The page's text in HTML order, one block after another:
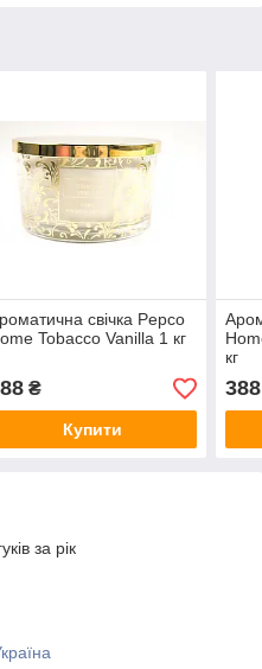
свічка Pepco
Tobacco Vanilla 1 кг
₴
Купити
кг
388
за рік